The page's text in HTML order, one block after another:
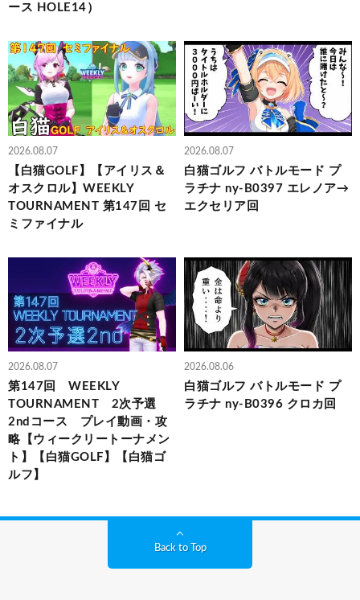
ース HOLE14）
2026.08.07
【白猫GOLF】【アイリス＆
オスクロル】WEEKLY
TOURNAMENT 第147回 セ
ミファイナル
2026.08.07
白猫ゴルフ バトルモード プ
ラチナ ny-B0397 エレノア→
エクセリア回
2026.08.07
第147回 WEEKLY
TOURNAMENT 2次予選
2ndコース プレイ動画・攻
略【ウィークリートーナメン
ト】【白猫GOLF】【白猫ゴ
ルフ】
2026.08.06
白猫ゴルフ バトルモード プ
ラチナ ny-B0396 クロカ回
Back to Top